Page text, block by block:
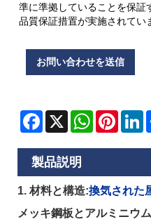
準に準拠していることを保証
品質保証措置が実施されてい
お問い合わせを送信
Facebook
X WhatsApp
製品説明
1. 材料と構造:換気された
メッキ鋼板とアルミニウ